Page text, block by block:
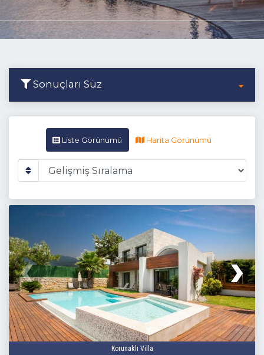
Sonuçları Süz
Liste Görünümü Harita Görünümü
Korunaklı Villa